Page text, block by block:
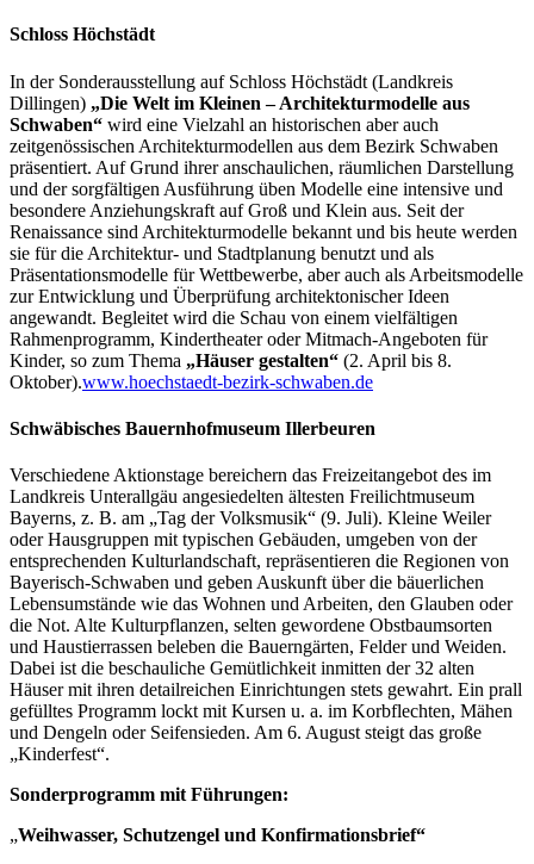
Schloss Höchstädt
In der Sonderausstellung auf Schloss Höchstädt (Landkreis
Dillingen) „Die Welt im Kleinen – Architekturmodelle aus
Schwaben“ wird eine Vielzahl an historischen aber auch
zeitgenössischen Architekturmodellen aus dem Bezirk Schwaben
präsentiert. Auf Grund ihrer anschaulichen, räumlichen Darstellung
und der sorgfältigen Ausführung üben Modelle eine intensive und
besondere Anziehungskraft auf Groß und Klein aus. Seit der
Renaissance sind Architekturmodelle bekannt und bis heute werden
sie für die Architektur- und Stadtplanung benutzt und als
Präsentationsmodelle für Wettbewerbe, aber auch als Arbeitsmodelle
zur Entwicklung und Überprüfung architektonischer Ideen
angewandt. Begleitet wird die Schau von einem vielfältigen
Rahmenprogramm, Kindertheater oder Mitmach-Angeboten für
Kinder, so zum Thema „Häuser gestalten“ (2. April bis 8.
Oktober).www.hoechstaedt-bezirk-schwaben.de
Schwäbisches Bauernhofmuseum Illerbeuren
Verschiedene Aktionstage bereichern das Freizeitangebot des im
Landkreis Unterallgäu angesiedelten ältesten Freilichtmuseum
Bayerns, z. B. am „Tag der Volksmusik“ (9. Juli). Kleine Weiler
oder Hausgruppen mit typischen Gebäuden, umgeben von der
entsprechenden Kulturlandschaft, repräsentieren die Regionen von
Bayerisch-Schwaben und geben Auskunft über die bäuerlichen
Lebensumstände wie das Wohnen und Arbeiten, den Glauben oder
die Not. Alte Kulturpflanzen, selten gewordene Obstbaumsorten
und Haustierrassen beleben die Bauerngärten, Felder und Weiden.
Dabei ist die beschauliche Gemütlichkeit inmitten der 32 alten
Häuser mit ihren detailreichen Einrichtungen stets gewahrt. Ein prall
gefülltes Programm lockt mit Kursen u. a. im Korbflechten, Mähen
und Dengeln oder Seifensieden. Am 6. August steigt das große
„Kinderfest“.
Sonderprogramm mit Führungen:
„Weihwasser, Schutzengel und Konfirmationsbrief“